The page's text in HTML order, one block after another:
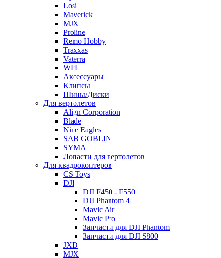
Losi
Maverick
MJX
Proline
Remo Hobby
Traxxas
Vaterra
WPL
Аксессуары
Клипсы
Шины/Диски
Для вертолетов
Align Corporation
Blade
Nine Eagles
SAB GOBLIN
SYMA
Лопасти для вертолетов
Для квадрокоптеров
CS Toys
DJI
DJI F450 - F550
DJI Phantom 4
Mavic Air
Mavic Pro
Запчасти для DJI Phantom
Запчасти для DJI S800
JXD
MJX